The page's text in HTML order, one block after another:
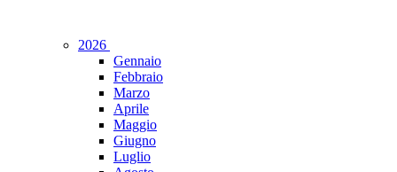
2026
Gennaio
Febbraio
Marzo
Aprile
Maggio
Giugno
Luglio